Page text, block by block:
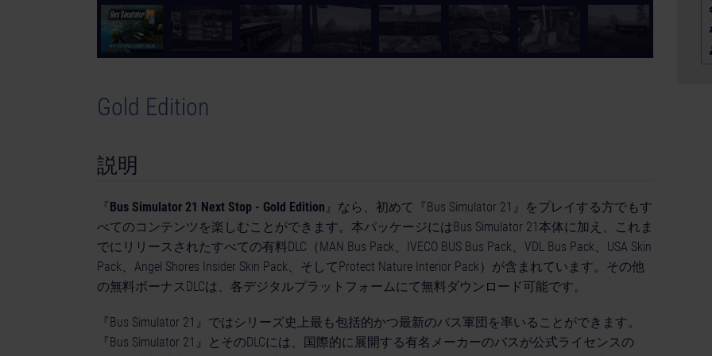
© [Translate to
Gold Edition
説明
『Bus Simulator 21 Next Stop - Gold Edition 』なら、初めて『Bus Simulator 21』をプレイする方でもす
べてのコンテンツを楽しむことができます。本パッケージにはBus Simulator 21本体に加え、これま
でにリリースされたすべての有料DLC（MAN Bus Pack、IVECO BUS Bus Pack、VDL Bus Pack、USA Skin
Pack、Angel Shores Insider Skin Pack、そしてProtect Nature Interior Pack）が含まれています。その他
の無料ボーナスDLCは、各デジタルプラットフォームにて無料ダウンロード可能です。
『Bus Simulator 21』ではシリーズ史上最も包括的かつ最新のバス軍団を率いることができます。
『Bus Simulator 21』とそのDLCには、国際的に展開する有名メーカーのバスが公式ライセンスの